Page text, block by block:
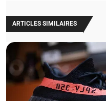
ARTICLES SIMILAIRES